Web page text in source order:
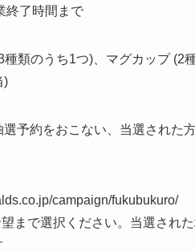
終了時間まで
類のうち1つ)、マグカップ (2
)
予約をおこない、当選された
campaign/fukubukuro/
まで選択ください。当選され